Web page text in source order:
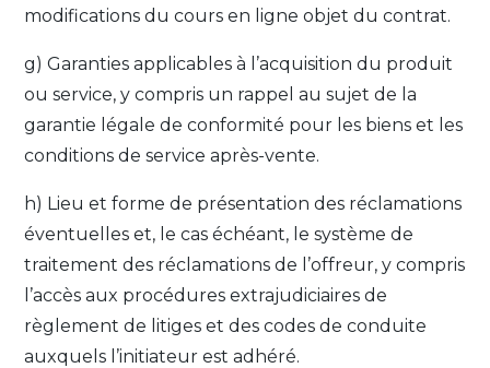
modifications du cours en ligne objet du contrat.
g) Garanties applicables à l’acquisition du produit
ou service, y compris un rappel au sujet de la
garantie légale de conformité pour les biens et les
conditions de service après-vente.
h) Lieu et forme de présentation des réclamations
éventuelles et, le cas échéant, le système de
traitement des réclamations de l’offreur, y compris
l’accès aux procédures extrajudiciaires de
règlement de litiges et des codes de conduite
auxquels l’initiateur est adhéré.